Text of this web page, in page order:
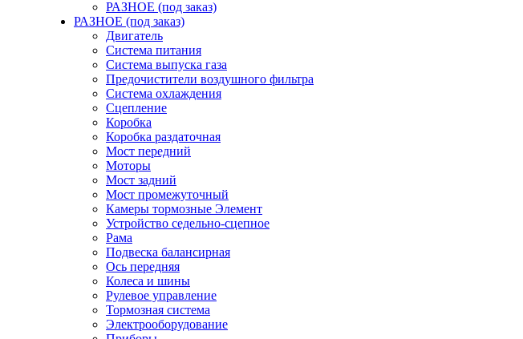
РАЗНОЕ (под заказ)
РАЗНОЕ (под заказ)
Двигатель
Система питания
Система выпуска газа
Предочистители воздушного фильтра
Система охлаждения
Сцепление
Коробка
Коробка раздаточная
Мост передний
Моторы
Мост задний
Мост промежуточный
Камеры тормозные Элемент
Устройство седельно-сцепное
Рама
Подвеска балансирная
Ось передняя
Колеса и шины
Рулевое управление
Тормозная система
Электрооборудование